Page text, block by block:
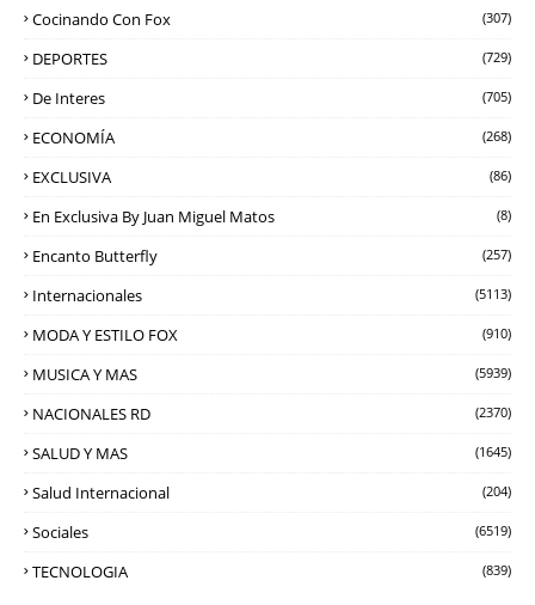
Cocinando Con Fox (307)
DEPORTES (729)
De Interes (705)
ECONOMÍA (268)
EXCLUSIVA (86)
En Exclusiva By Juan Miguel Matos (8)
Encanto Butterfly (257)
Internacionales (5113)
MODA Y ESTILO FOX (910)
MUSICA Y MAS (5939)
NACIONALES RD (2370)
SALUD Y MAS (1645)
Salud Internacional (204)
Sociales (6519)
TECNOLOGIA (839)